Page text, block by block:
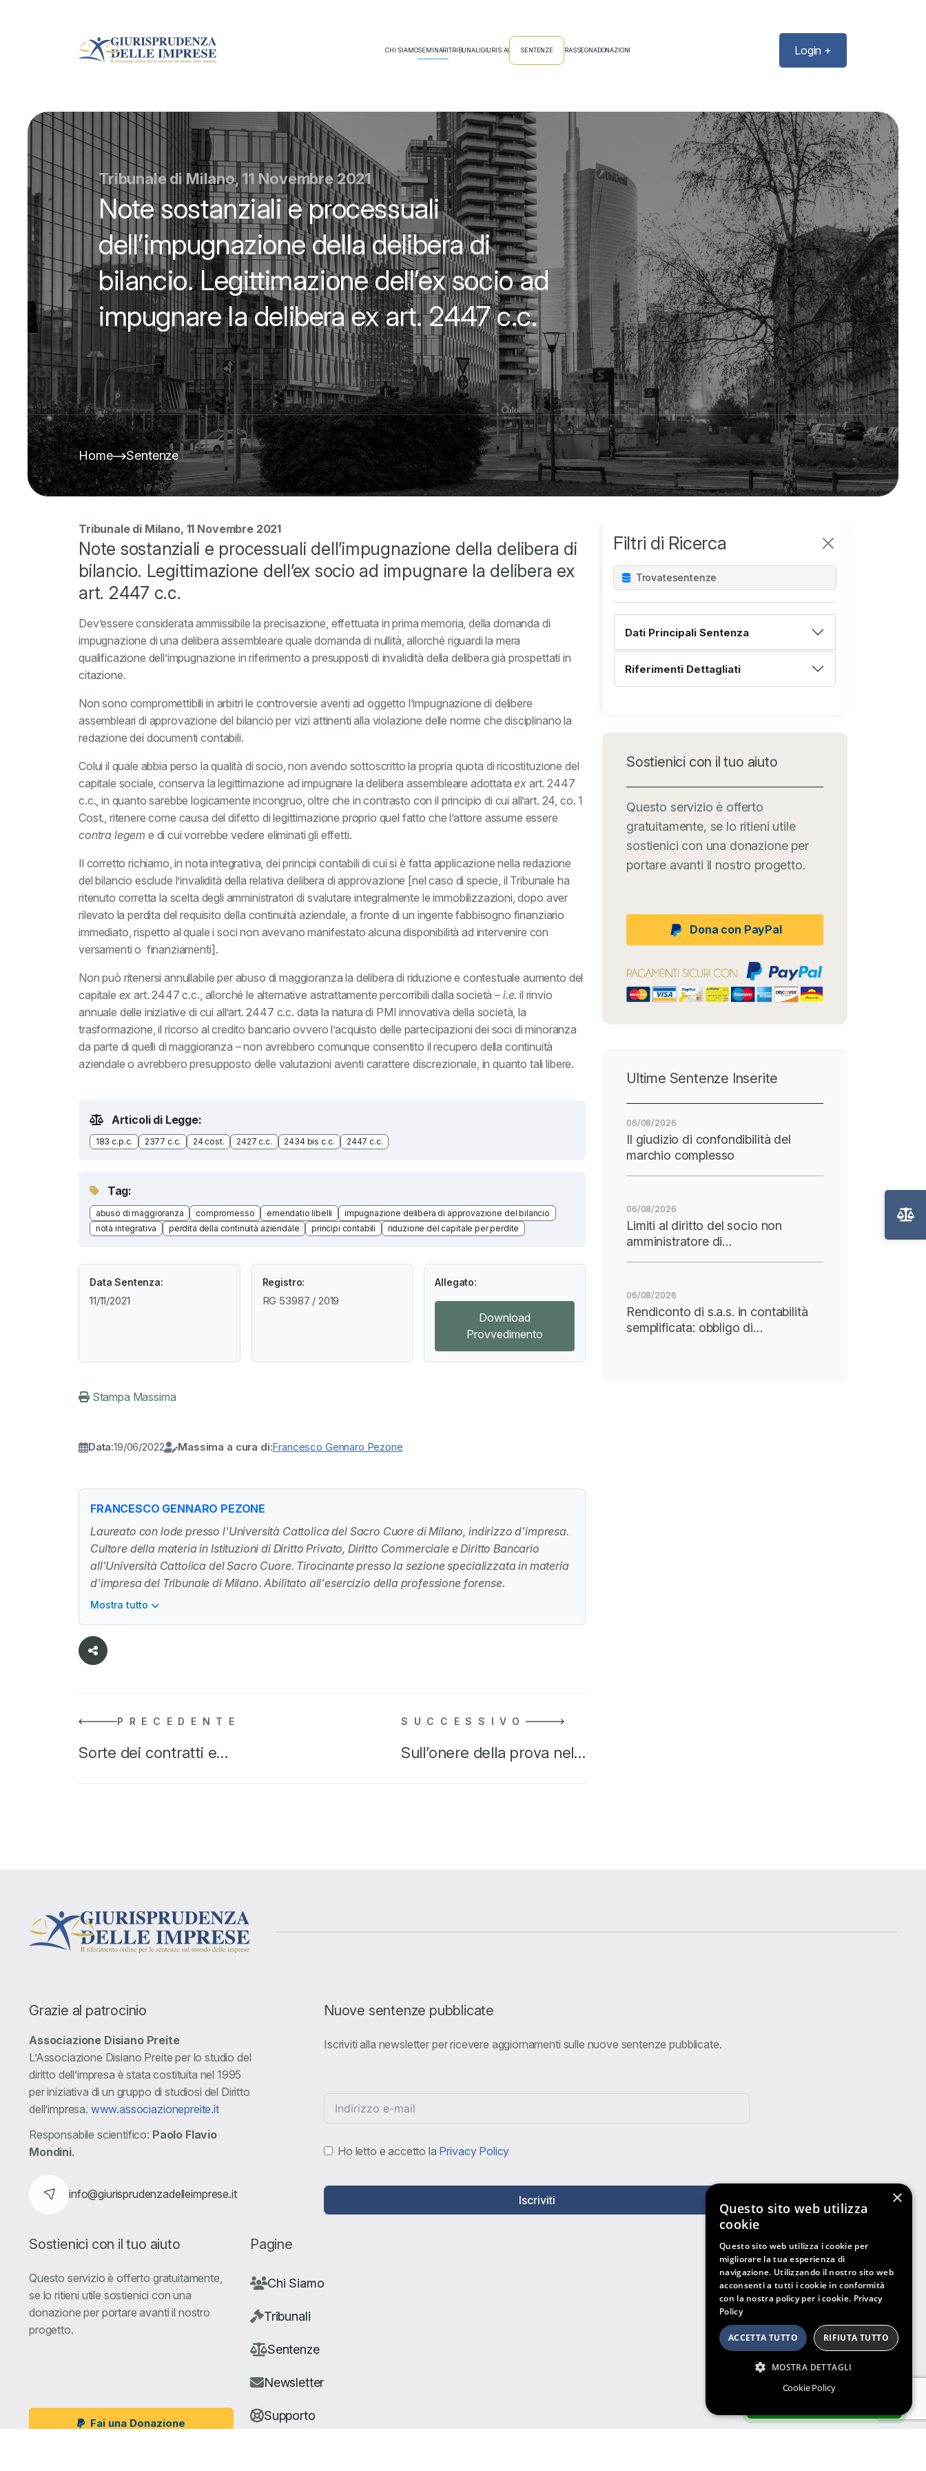
CHI SIAMOSEMINARITRIBUNALIGIURIS AI SENTENZE RASSEGNADONAZIONI Login +
Tribunale di Milano, 11 Novembre 2021
Note sostanziali e processuali
dell’impugnazione della delibera di
bilancio. Legittimazione dell’ex socio ad
impugnare la delibera ex art. 2447 c.c.
Home Sentenze
Tribunale di Milano, 11 Novembre 2021
Note sostanziali e processuali dell’impugnazione della delibera di
bilancio. Legittimazione dell’ex socio ad impugnare la delibera ex
art. 2447 c.c.
Dev’essere considerata ammissibile la precisazione, effettuata in prima memoria, della domanda di
impugnazione di una delibera assembleare quale domanda di nullità, allorché riguardi la mera
qualificazione dell’impugnazione in riferimento a presupposti di invalidità della delibera già prospettati in
citazione.
Non sono compromettibili in arbitri le controversie aventi ad oggetto l’impugnazione di delibere
assembleari di approvazione del bilancio per vizi attinenti alla violazione delle norme che disciplinano la
redazione dei documenti contabili.
Colui il quale abbia perso la qualità di socio, non avendo sottoscritto la propria quota di ricostituzione del
capitale sociale, conserva la legittimazione ad impugnare la delibera assembleare adottataex art. 2447
c.c., in quanto sarebbe logicamente incongruo, oltre che in contrasto con il principio di cui all’art. 24, co. 1
Cost., ritenere come causa del difetto di legittimazione proprio quel fatto che l’attore assume essere
contra legem e di cui vorrebbe vedere eliminati gli effetti.
Il corretto richiamo, in nota integrativa, dei principi contabili di cui si è fatta applicazione nella redazione
del bilancio esclude l’invalidità della relativa delibera di approvazione [nel caso di specie, il Tribunale ha
ritenuto corretta la scelta degli amministratori di svalutare integralmente le immobilizzazioni, dopo aver
rilevato la perdita del requisito della continuità aziendale, a fronte di un ingente fabbisogno finanziario
immediato, rispetto al quale i soci non avevano manifestato alcuna disponibilità ad intervenire con
versamenti o finanziamenti].
Non può ritenersi annullabile per abuso di maggioranza la delibera di riduzione e contestuale aumento del
capitale exart. 2447 c.c., allorché le alternative astrattamente percorribili dalla società – i.e.il rinvio
annuale delle iniziative di cui all’art. 2447 c.c. data la natura di PMI innovativa della società, la
trasformazione, il ricorso al credito bancario ovvero l’acquisto delle partecipazioni dei soci di minoranza
da parte di quelli di maggioranza – non avrebbero comunque consentito il recupero della continuità
aziendale o avrebbero presupposto delle valutazioni aventi carattere discrezionale, in quanto tali libere.
Articoli di Legge:
183 c.p.c. 2377 c.c. 24 cost. 2427 c.c. 2434 bis c.c. 2447 c.c.
Tag:
abuso di maggioranza compromesso emendatio libelli
impugnazione delibera di approvazione del bilancio
nota integrativa
perdita della continuità aziendale principi contabili riduzione del capitale per perdite
Data Sentenza:
11/11/2021
Registro:
RG 53987 / 2019
Allegato:
Download
Provvedimento
Stampa Massima
Data:19/06/2022 Massima a cura di:Francesco Gennaro Pezone
FRANCESCO GENNARO PEZONE
Laureato con lode presso l'Università Cattolica del Sacro Cuore di Milano, indirizzo d'impresa.
Cultore della materia in Istituzioni di Diritto Privato, Diritto Commerciale e Diritto Bancario
all'Università Cattolica del Sacro Cuore. Tirocinante presso la sezione specializzata in materia
d'impresa del Tribunale di Milano. Abilitato all'esercizio della professione forense.
Mostra tutto
PRECEDENTE
Sorte dei contratti e…
SUCCESSIVO
Sull’onere della prova nel…
Filtri di Ricerca
Trovatesentenze
Dati Principali Sentenza
Riferimenti Dettagliati
Sostienici con il tuo aiuto
Questo servizio è offerto
gratuitamente, se lo ritieni utile
sostienici con una donazione per
portare avanti il nostro progetto.
Dona con PayPal
Ultime Sentenze Inserite
06/08/2026
Il giudizio di confondibilità del
marchio complesso
06/08/2026
Limiti al diritto del socio non
amministratore di…
06/08/2026
Rendiconto di s.a.s. in contabilità
semplificata: obbligo di…
Grazie al patrocinio
Associazione Disiano Preite
L’Associazione Disiano Preite per lo studio del
diritto dell’impresa è stata costituita nel 1995
per iniziativa di un gruppo di studiosi del Diritto
dell’impresa. www.associazionepreite.it
Responsabile scientifico: Paolo Flavio
Mondini.
info@giurisprudenzadelleimprese.it
Nuove sentenze pubblicate
Iscriviti alla newsletter per ricevere aggiornamenti sulle nuove sentenze pubblicate.
Ho letto e accetto la Privacy Policy
Iscriviti
Sostienici con il tuo aiuto
Questo servizio è offerto gratuitamente,
se lo ritieni utile sostienici con una
donazione per portare avanti il nostro
progetto.
Fai una Donazione
Pagine
Chi Siamo
Tribunali
Sentenze
Newsletter
Supporto
×
Questo sito web utilizza
cookie
Questo sito web utilizza i cookie per
migliorare la tua esperienza di
navigazione. Utilizzando il nostro sito web
acconsenti a tutti i cookie in conformità
con la nostra policy per i cookie. Privacy
Policy
ACCETTA TUTTO RIFIUTA TUTTO
MOSTRA DETTAGLI
Cookie Policy